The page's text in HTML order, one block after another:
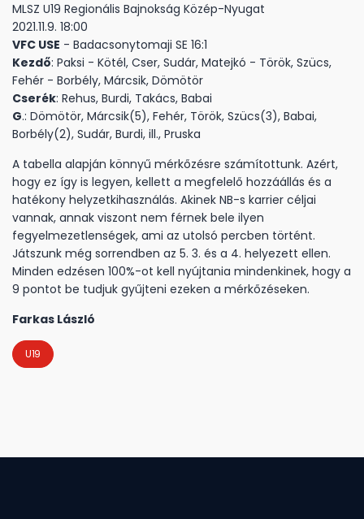
MLSZ U19 Regionális Bajnokság Közép-Nyugat
2021.11.9. 18:00
VFC USE - Badacsonytomaji SE 16:1
Kezdő: Paksi - Kötél, Cser, Sudár, Matejkó - Török, Szücs,
Fehér - Borbély, Márcsik, Dömötör
Cserék: Rehus, Burdi, Takács, Babai
G.: Dömötör, Márcsik(5), Fehér, Török, Szücs(3), Babai,
Borbély(2), Sudár, Burdi, ill., Pruska
A tabella alapján könnyű mérkőzésre számítottunk. Azért,
hogy ez így is legyen, kellett a megfelelő hozzáállás és a
hatékony helyzetkihasználás. Akinek NB-s karrier céljai
vannak, annak viszont nem férnek bele ilyen
fegyelmezetlenségek, ami az utolsó percben történt.
Játszunk még sorrendben az 5. 3. és a 4. helyezett ellen.
Minden edzésen 100%-ot kell nyújtania mindenkinek, hogy a
9 pontot be tudjuk gyűjteni ezeken a mérkőzéseken.
Farkas László
U19